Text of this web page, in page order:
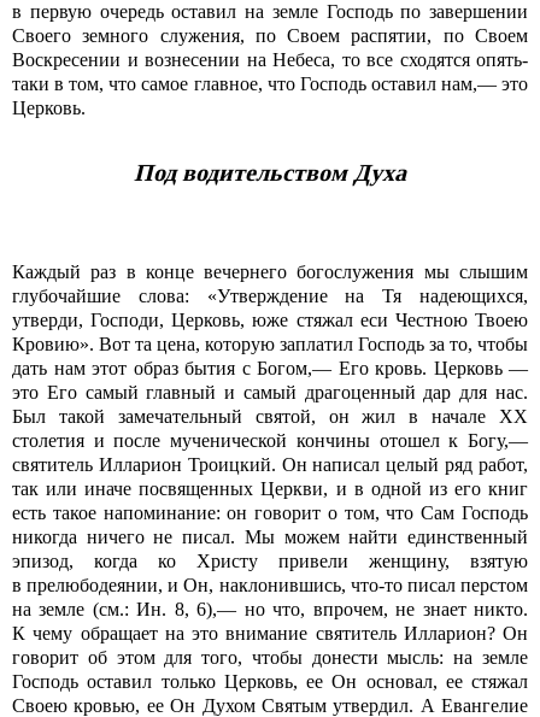
в первую очередь оставил на земле Господь по завершении
Своего земного служения, по Своем распятии, по Своем
Воскресении и вознесении на Небеса, то все сходятся опять-
таки в том, что самое главное, что Господь оставил нам,— это
Церковь.
Под водительством Духа
Каждый раз в конце вечернего богослужения мы слышим
глубочайшие слова: «Утверждение на Тя надеющихся,
утверди, Господи, Церковь, юже стяжал еси Честною Твоею
Кровию». Вот та цена, которую заплатил Господь за то, чтобы
дать нам этот образ бытия с Богом,— Его кровь. Церковь —
это Его самый главный и самый драгоценный дар для нас.
Был такой замечательный святой, он жил в начале ХХ
столетия и после мученической кончины отошел к Богу,—
святитель Илларион Троицкий. Он написал целый ряд работ,
так или иначе посвященных Церкви, и в одной из его книг
есть такое напоминание: он говорит о том, что Сам Господь
никогда ничего не писал. Мы можем найти единственный
эпизод, когда ко Христу привели женщину, взятую
в прелюбодеянии, и Он, наклонившись, что-то писал перстом
на земле (см.: Ин. 8, 6),— но что, впрочем, не знает никто.
К чему обращает на это внимание святитель Илларион? Он
говорит об этом для того, чтобы донести мысль: на земле
Господь оставил только Церковь, ее Он основал, ее стяжал
Своею кровью, ее Он Духом Святым утвердил. А Евангелие